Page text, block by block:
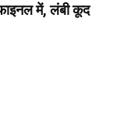
में, लंबी कूद